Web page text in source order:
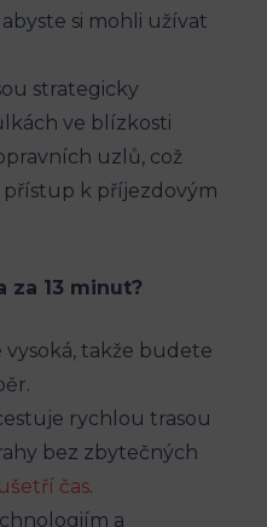
si‍ mohli užívat‌
strategicky
ve blízkosti
uzlů,‍ což‍
k příjezdovým
za 13 minut?
vysoká, takže ⁢budete
rychlou trasou
bez⁣ zbytečných
čas.
a‌